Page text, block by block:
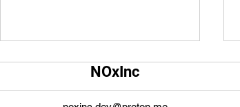
Qual é o tamanho da tela do
NOxInc